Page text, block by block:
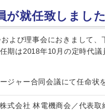
が就任致しました
よび理事会におきまして、
期は2018年10月の定時代
ジャー合同会議にて任命状
社 林電機商会／代表取